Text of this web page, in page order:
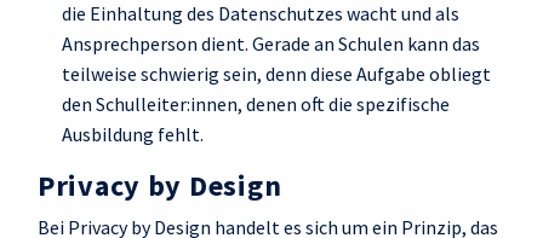
die Einhaltung des Datenschutzes wacht und als
Ansprechperson dient. Gerade an Schulen kann das
teilweise schwierig sein, denn diese Aufgabe obliegt
den Schulleiter:innen, denen oft die spezifische
Ausbildung fehlt.
Privacy by Design
Bei Privacy by Design handelt es sich um ein Prinzip, das